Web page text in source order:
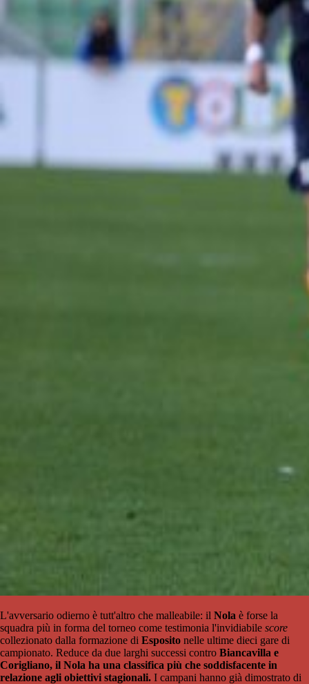
L'avversario odierno è tutt'altro che malleabile: il Nola è forse la
squadra più in forma del torneo come testimonia l'invidiabile score
collezionato dalla formazione di Esposito nelle ultime dieci gare di
campionato. Reduce da due larghi successi contro Biancavilla e
Corigliano, il Nola ha una classifica più che soddisfacente in
relazione agli obiettivi stagionali. I campani hanno già dimostrato di